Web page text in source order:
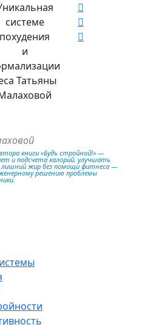
системе
похудения
и
Татьяны
книги «Будь стройной!» —
и подсчета калорий, улучшать
лишний жир без помощи фитнеса —
решению проблемы